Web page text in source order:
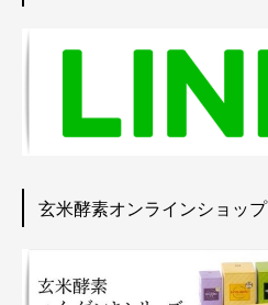
玄米酵素オンラインショップ